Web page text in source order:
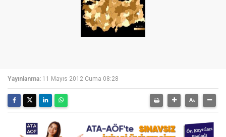
Yayınlanma: 11 Mayıs 2012 Cuma 08:28